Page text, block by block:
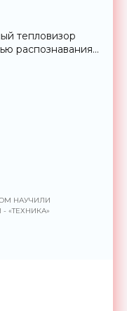
тепловизор
распознавания
НАУЧИЛИ
«ТЕХНИКА»